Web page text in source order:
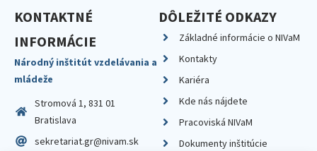
KONTAKTNÉ
INFORMÁCIE
Národný inštitút vzdelávania a
mládeže
Stromová 1, 831 01
Bratislava
sekretariat.gr@nivam.sk
DÔLEŽITÉ ODKAZY
Základné informácie o NIVaM
Kontakty
Kariéra
Kde nás nájdete
Pracoviská NIVaM
Dokumenty inštitúcie